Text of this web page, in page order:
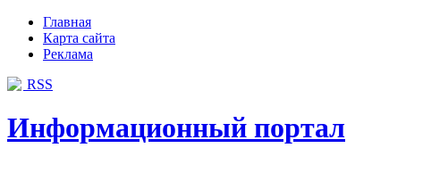
Главная
Карта сайта
Реклама
RSS
Информационный портал